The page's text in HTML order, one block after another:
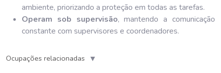
ambiente, priorizando a proteção em todas as tarefas.
Operam sob supervisão, mantendo a comunicação
constante com supervisores e coordenadores.
Ocupações relacionadas ▼